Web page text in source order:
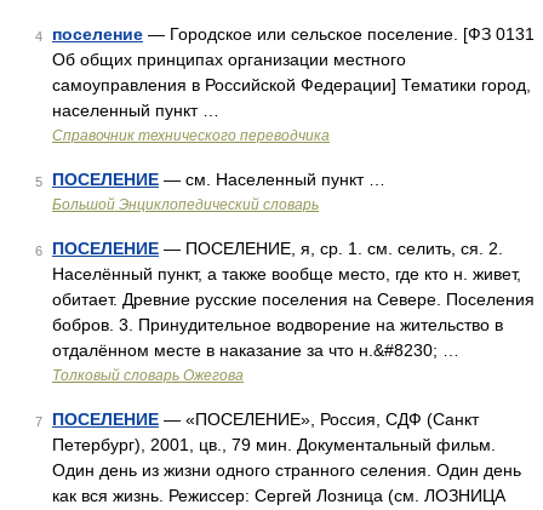
4 поселение — Городское или сельское поселение. [ФЗ 0131
Об общих принципах организации местного
самоуправления в Российской Федерации] Тематики город,
населенный пункт …
Справочник технического переводчика
5 ПОСЕЛЕНИЕ — см. Населенный пункт …
Большой Энциклопедический словарь
6 ПОСЕЛЕНИЕ — ПОСЕЛЕНИЕ, я, ср. 1. см. селить, ся. 2.
Населённый пункт, а также вообще место, где кто н. живет,
обитает. Древние русские поселения на Севере. Поселения
бобров. 3. Принудительное водворение на жительство в
отдалённом месте в наказание за что н.&#8230; …
Толковый словарь Ожегова
7 ПОСЕЛЕНИЕ — «ПОСЕЛЕНИЕ», Россия, СДФ (Санкт
Петербург), 2001, цв., 79 мин. Документальный фильм.
Один день из жизни одного странного селения. Один день
как вся жизнь. Режиссер: Сергей Лозница (см. ЛОЗНИЦА